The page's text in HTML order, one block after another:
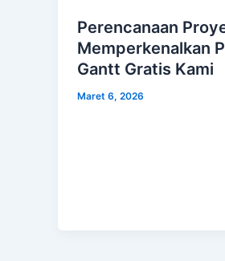
Perencanaan
Memperkenalkan
Gantt Gratis Kami
Maret 6, 2026